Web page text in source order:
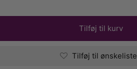
Tilføj til kurv
Tilføj til ønskeliste